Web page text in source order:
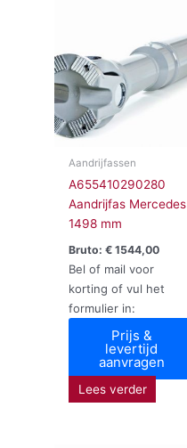
Aandrijfassen
A655410290280
Aandrijfas Mercedes
1498 mm
Bruto:€ 1544,00
Bel of mail voor
korting of vul het
formulier in:
Prijs &
levertijd
aanvragen
Lees verder